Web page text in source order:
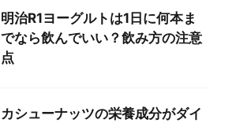
明治R1ヨーグルトは1日に何本ま
でなら飲んでいい？飲み方の注意
点
カシューナッツの栄養成分がダイ